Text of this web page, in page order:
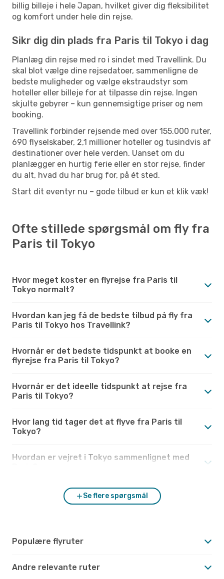
billig billeje i hele Japan, hvilket giver dig fleksibilitet
og komfort under hele din rejse.
Sikr dig din plads fra Paris til Tokyo i dag
Planlæg din rejse med ro i sindet med Travellink. Du
skal blot vælge dine rejsedatoer, sammenligne de
bedste muligheder og vælge ekstraudstyr som
hoteller eller billeje for at tilpasse din rejse. Ingen
skjulte gebyrer – kun gennemsigtige priser og nem
booking.
Travellink forbinder rejsende med over 155.000 ruter,
690 flyselskaber, 2,1 millioner hoteller og tusindvis af
destinationer over hele verden. Uanset om du
planlægger en hurtig ferie eller en stor rejse, finder
du alt, hvad du har brug for, på ét sted.
Start dit eventyr nu – gode tilbud er kun et klik væk!
Ofte stillede spørgsmål om fly fra
Paris til Tokyo
Hvor meget koster en flyrejse fra Paris til
Tokyo normalt?
Hvordan kan jeg få de bedste tilbud på fly fra
Paris til Tokyo hos Travellink?
Hvornår er det bedste tidspunkt at booke en
flyrejse fra Paris til Tokyo?
Hvornår er det ideelle tidspunkt at rejse fra
Paris til Tokyo?
Hvor lang tid tager det at flyve fra Paris til
Tokyo?
Hvordan er vejret i Tokyo sammenlignet med
Se flere spørgsmål
Populære flyruter
Andre relevante ruter